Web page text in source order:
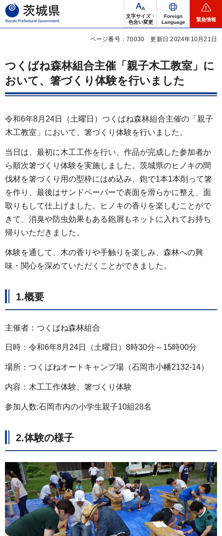
茨城県
文字サイズ・
色合い変更
Foreign
Language
緊急情報
ページ番号：70030 更新日:2024年10月21日
つくばね森林組合主催「親子木工教室」に
おいて、箸づくり体験を行いました
令和6年8月24日（土曜日）つくばね森林組合主催の「親子
木工教室」において、箸づくり体験を行いました。
当日は、最初に木工工作を行い、作品が完成した参加者か
ら順次箸づくり体験を実施しました。茨城県のヒノキの間
伐材を箸づくり用の型枠にはめ込み、鉋で1本1本削って箸
を作り、最後はサンドペーパーで表面を滑らかに整え、面
取りもして仕上げました。ヒノキの香りを楽しむことがで
きて、消臭や防虫効果もある鉋屑もネットに入れてお持ち
帰りいただきました。
体験を通して、木の香りや手触りを楽しみ、森林への興
味・関心を深めていただくことができました。
1.概要
主催者：つくばね森林組合
日時：令和6年8月24日（土曜日）8時30分～15時00分
場所：つくばねオートキャンプ場（石岡市小幡2132-14）
内容：木工工作体験、箸づくり体験
参加人数:石岡市内の小学生親子10組28名
2.体験の様子